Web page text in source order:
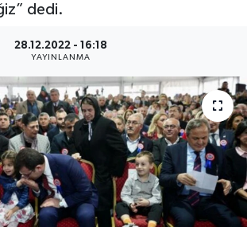
dedi.
28.12.2022 - 16:18
YAYINLANMA